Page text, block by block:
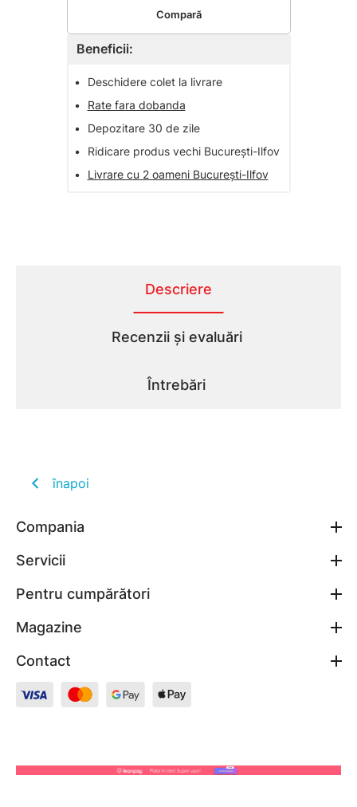
Beneficii:
•
Deschidere colet la livrare
•
Rate fara dobanda
•
Depozitare 30 de zile
•
Ridicare produs vechi București-Ilfov
•
Livrare cu 2 oameni București-Ilfov
Compară
Descriere
Recenzii și evaluări
Întrebări
înapoi
Compania
Servicii
Pentru cumpărători
Magazine
Contact